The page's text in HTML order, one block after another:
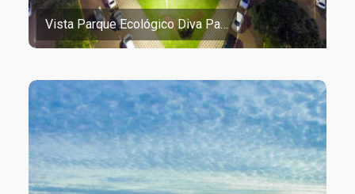
Vista Parque Ecológico Diva Pa…